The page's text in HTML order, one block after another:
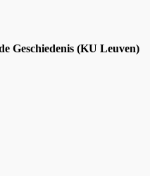
Geschiedenis (KU Leuven)